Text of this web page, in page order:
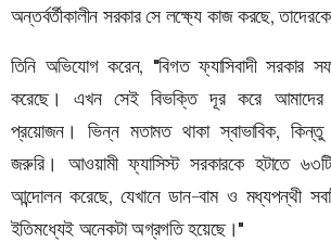
অন্তর্বর্তীকালীন সরকার সে লক্ষ্যে কাজ করছে,
তিনি অভিযোগ করেন, "বিগত ফ্যাসিবাদী সরকার
করেছে। এখন সেই বিভক্তি দূর করে
প্রয়োজন। ভিন্ন মতামত থাকা স্বাভাবিক,
জরুরি। আওয়ামী ফ্যাসিস্ট সরকারকে হটাতে
আন্দোলন করেছে, যেখানে ডান-বাম ও মধ্যপন্থী
ইতিমধ্যেই অনেকটা অগ্রগতি হয়েছে।"